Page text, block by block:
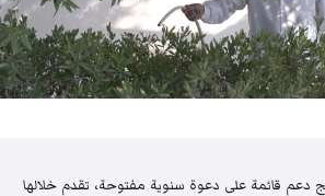
دعم قائمة على دعوة سنوية مفتوحة، تقدم خلالها